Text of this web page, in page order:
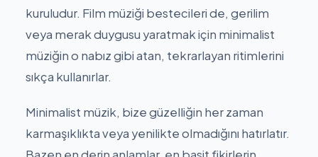
kuruludur. Film müziği bestecileri de, gerilim
veya merak duygusu yaratmak için minimalist
müziğin o nabız gibi atan, tekrarlayan ritimlerini
sıkça kullanırlar.
Minimalist müzik, bize güzelliğin her zaman
karmaşıklıkta veya yenilikte olmadığını hatırlatır.